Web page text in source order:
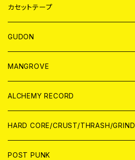
BADGE
JAPAN
WORLD
カセットテープ
JAPAN
WORLD
GUDON
アパレル
PATCH
アナログ
DIGITAL CONTENTS
MANGROVE
ALCHEMY RECORD
CD
ANALOG
HARD CORE/CRUST/THRASH/GRIND
JAPAN
POST PUNK